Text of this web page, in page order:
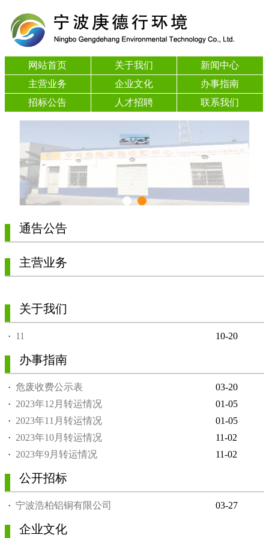
网站首页 关于我们
新闻中心
主营业务
企业文化
办事指南
招标公告
人才招聘 联系我们
通告公告
主营业务
关于我们
· 11 10-20
办事指南
· 危废收费公示表
03-20
· 2023年12月转运情况
01-05
· 2023年11月转运情况
01-05
· 2023年10月转运情况
11-02
· 2023年9月转运情况 11-02
公开招标
· 宁波浩柏铝铜有限公司 03-27
企业文化